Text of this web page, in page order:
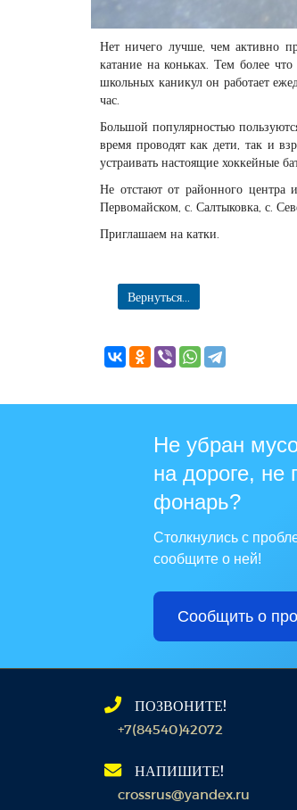
Нет ничего лучше, чем активно
катание на коньках. Тем более
школьных каникул он работает
час.
Большой популярностью
время проводят как дети, так и
устраивать настоящие хоккейные
Не отстают от районного центра
Первомайском, с. Салтыковка, с.
Приглашаем на катки.
Вернуться...
Не убран
на дороге, не
фонарь?
Столкнулись с
сообщите о ней!
Сообщить о
ПОЗВОНИТЕ!
+7(84540)42072
НАПИШИТЕ!
crossrus@yandex.ru